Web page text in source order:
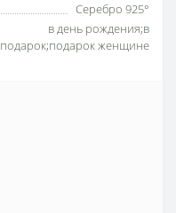
Серебро 925°
в день рождения;в
подарок;подарок женщине